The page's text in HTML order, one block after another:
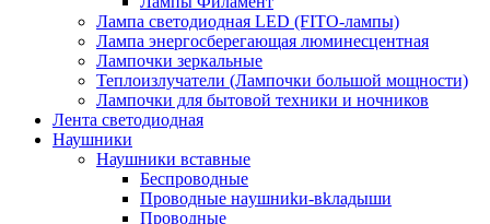
Лампа светодиодная LED (FITO-лампы)
Лампа энергосберегающая люминесцентная
Лампочки зеркальные
Теплоизлучатели (Лампочки большой мощности)
Лампочки для бытовой техники и ночников
Лента светодиодная
Наушники
Наушники вставные
Беспроводные
Пpoвoдныe нayшниkи-вkлaдыши
Проводные